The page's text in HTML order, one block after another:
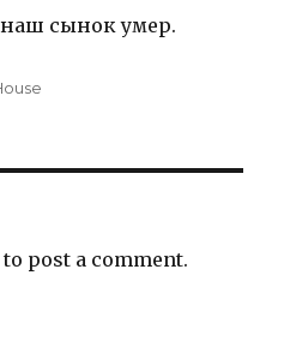
наш сынок умер.
to post a comment.